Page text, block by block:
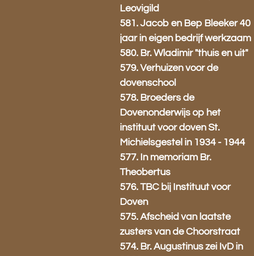
Leovigild
581. Jacob en Bep Bleeker 40
jaar in eigen bedrijf werkzaam
580. Br. Wladimir "thuis en uit"
579. Verhuizen voor de
dovenschool
578. Broeders de
Dovenonderwijs op het
instituut voor doven St.
Michielsgestel in 1934 - 1944
577. In memoriam Br.
Theobertus
576. TBC bij Instituut voor
Doven
575. Afscheid van laatste
zusters van de Choorstraat
574. Br. Augustinus zei IvD in